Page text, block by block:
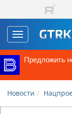
Перейти к основному
Toggle
navigation
Предложить
Новости